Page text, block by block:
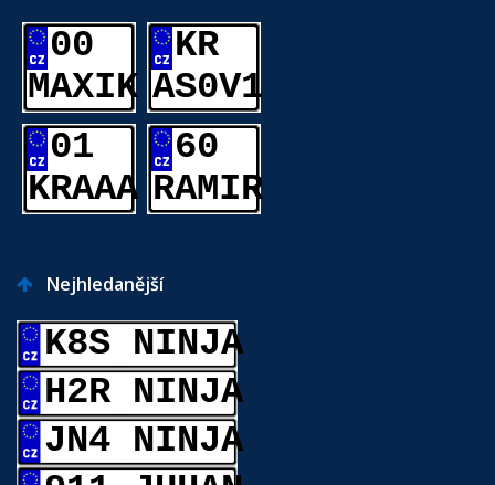
00
MAXIK
KR
AS0V1
01
KRAAA
60
RAMIR
Nejhledanější
K8S NINJA
H2R NINJA
JN4 NINJA